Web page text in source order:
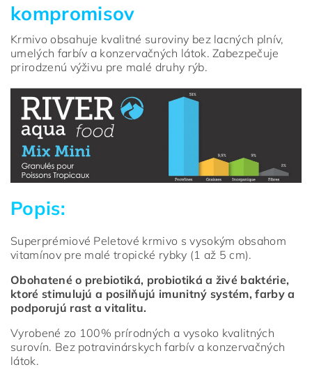
kompromisov
Krmivo obsahuje kvalitné suroviny bez lacných plnív,
umelých farbív a konzervačných látok. Zabezpečuje
prirodzenú výživu pre malé druhy rýb.
Popis:
Superprémiové Peletové krmivo s vysokým obsahom
vitamínov pre malé tropické rybky (1 až 5 cm).
Obohatené o prebiotiká, probiotiká a živé baktérie,
ktoré stimulujú a posilňujú imunitný systém, farby a
podporujú rast a vitalitu.
Vyrobené zo 100% prírodných a vysoko kvalitných
surovín. Bez potravinárskych farbív a konzervačných
látok.